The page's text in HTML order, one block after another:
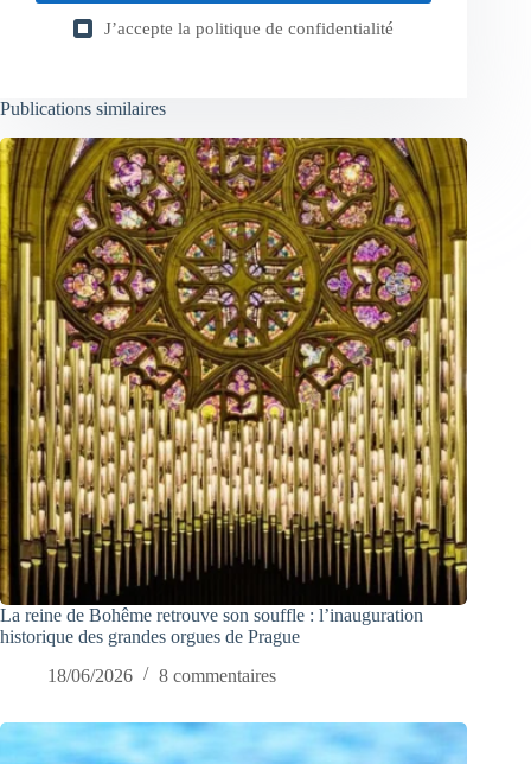
J’accepte la politique de confidentialité
Publications similaires
La reine de Bohême retrouve son souffle : l’inauguration
historique des grandes orgues de Prague
18/06/2026
8 commentaires